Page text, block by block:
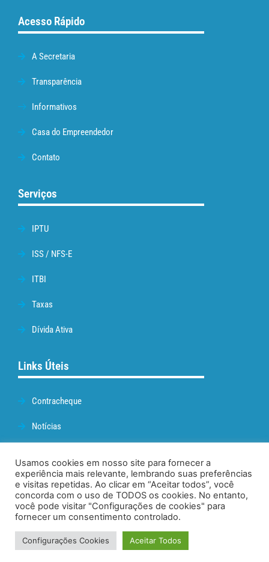
Acesso Rápido
A Secretaria
Transparência
Informativos
Casa do Empreendedor
Contato
Serviços
IPTU
ISS / NFS-E
ITBI
Taxas
Dívida Ativa
Links Úteis
Contracheque
Notícias
Webmail
Administração
© 2026. TODOS OS DIREITOS RESERVADOS.
Usamos cookies em nosso site para fornecer a
experiência mais relevante, lembrando suas preferências
e visitas repetidas. Ao clicar em “Aceitar todos”, você
concorda com o uso de TODOS os cookies. No entanto,
você pode visitar "Configurações de cookies" para
fornecer um consentimento controlado.
Configurações Cookies Aceitar Todos